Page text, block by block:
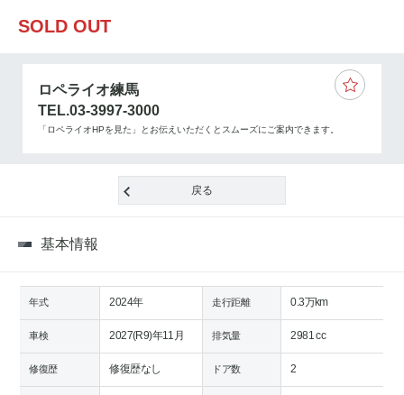
SOLD OUT
ロペライオ練馬
TEL.03-3997-3000
「ロペライオHPを見た」とお伝えいただくとスムーズにご案内できます。
戻る
基本情報
年式 2024年 走行距離 0.3万km
車検 2027(R9)年11月 排気量 2981 cc
修復歴 修復歴なし ドア数 2